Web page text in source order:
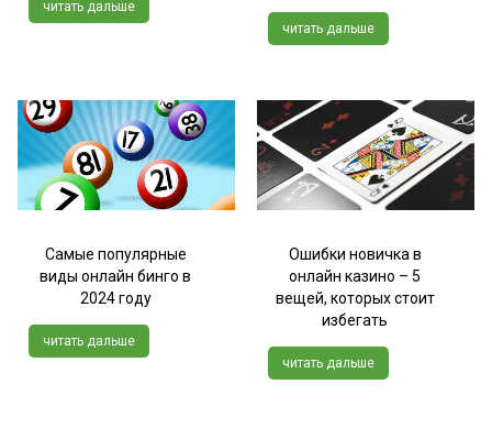
читать дальше
читать дальше
Самые популярные
виды онлайн бинго в
2024 году
читать дальше
Ошибки новичка в
онлайн казино – 5
вещей, которых стоит
избегать
читать дальше